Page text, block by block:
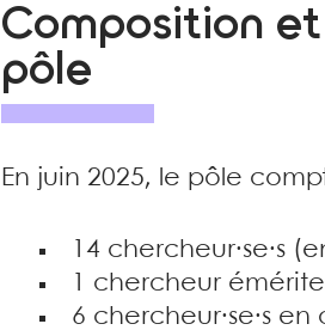
Composition
pôle
En juin 2025, le pôle
14 chercheur·se·s
1 chercheur émérite
6 chercheur·se·s